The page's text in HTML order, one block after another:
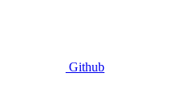
Github